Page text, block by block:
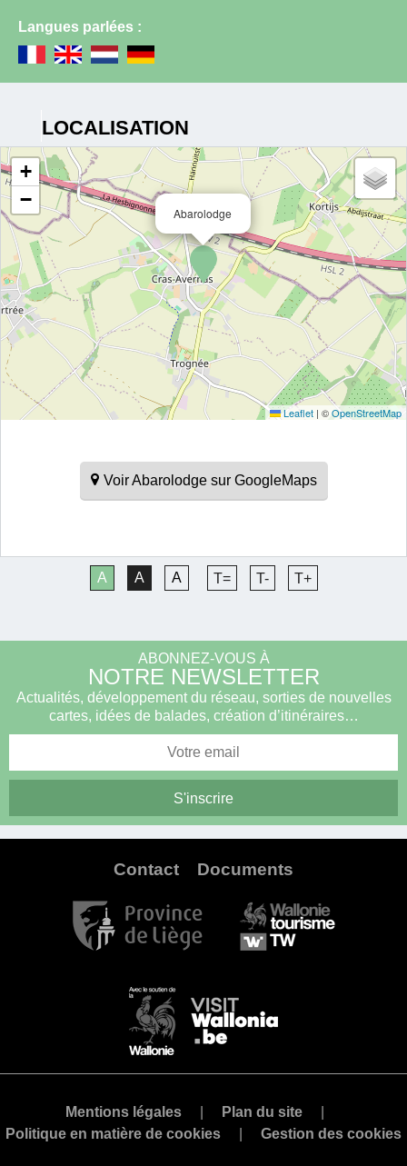
Langues parlées :
LOCALISATION
Abarolodge
+
−
Leaflet | ©OpenStreetMap
Voir Abarolodge sur GoogleMaps
A A A T= T- T+
ABONNEZ-VOUS À
NOTRE NEWSLETTER
Actualités, développement du réseau, sorties de nouvelles
cartes, idées de balades, création d’itinéraires…
Contact Documents
Mentions légales
Plan du site
Politique en matière de cookies
Gestion des cookies